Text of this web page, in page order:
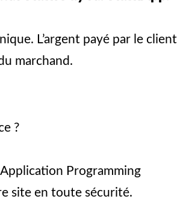
L’argent payé par le client
marchand.
?
Programming
site en toute sécurité.